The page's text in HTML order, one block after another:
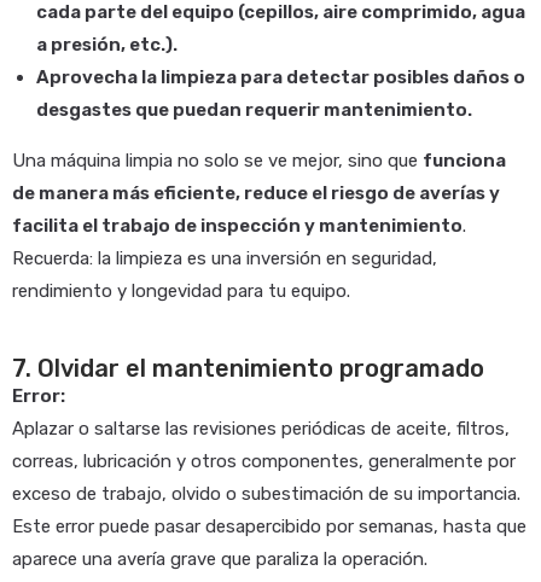
cada parte del equipo (cepillos, aire comprimido, agua
a presión, etc.).
Aprovecha la limpieza para detectar posibles daños o
desgastes que puedan requerir mantenimiento.
Una máquina limpia no solo se ve mejor, sino que funciona
de manera más eficiente, reduce el riesgo de averías y
facilita el trabajo de inspección y mantenimiento.
Recuerda: la limpieza es una inversión en seguridad,
rendimiento y longevidad para tu equipo.
7. Olvidar el mantenimiento programado
Error:
Aplazar o saltarse las revisiones periódicas de aceite, filtros,
correas, lubricación y otros componentes, generalmente por
exceso de trabajo, olvido o subestimación de su importancia.
Este error puede pasar desapercibido por semanas, hasta que
aparece una avería grave que paraliza la operación.